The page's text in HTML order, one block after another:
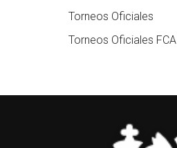
Torneos Oficiales
Torneos Oficiales FCA